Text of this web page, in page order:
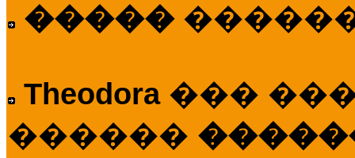
�����
Theodora ���
������